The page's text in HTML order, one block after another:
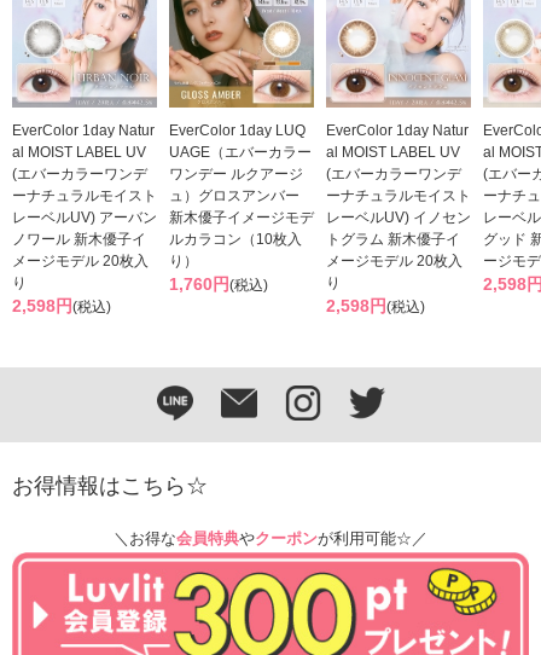
EverColor 1day Natur
al MOIST LABEL UV
(エバーカラーワンデ
ーナチュラルモイスト
レーベルUV) アーバン
ノワール 新木優子イ
メージモデル 20枚入
り
2,598円(税込)
EverColor 1day LUQ
UAGE（エバーカラー
ワンデー ルクアージ
ュ）グロスアンバー
新木優子イメージモデ
ルカラコン（10枚入
り）
1,760円(税込)
EverColor 1day Natur
al MOIST LABEL UV
(エバーカラーワンデ
ーナチュラルモイスト
レーベルUV) イノセン
トグラム 新木優子イ
メージモデル 20枚入
り
2,598円(税込)
al
(エバー
ーナチ
レーベ
グッド
ージモ
2,598
お得情報はこちら☆
＼お得な会員特典やクーポンが利用可能☆／